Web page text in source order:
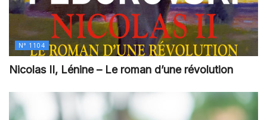
N° 1104
Nicolas II, Lénine – Le roman d’une révolution